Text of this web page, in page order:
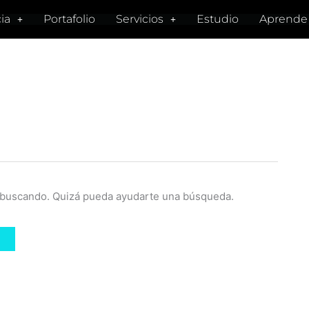
Portafolio Servicios Estudio Aprende
Quizá pueda ayudarte una búsqueda.